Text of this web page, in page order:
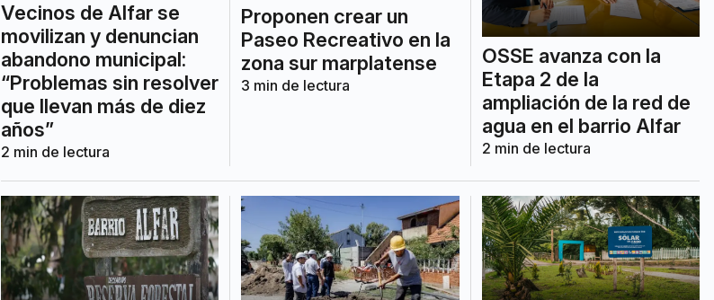
Vecinos de Alfar se
movilizan y denuncian
abandono municipal:
“Problemas sin resolver
que llevan más de diez
años”
2 min de lectura
Proponen crear un
Paseo Recreativo en la
zona sur marplatense
3 min de lectura
OSSE avanza con la
Etapa 2 de la
ampliación de la red de
agua en el barrio Alfar
2 min de lectura